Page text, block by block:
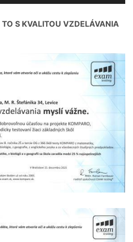
S KVALITOU VZDELÁVANIA